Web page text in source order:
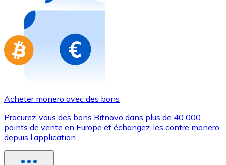
Achetez des cartes-cadeaux de vos marques
Aller à la boutique de cartes-cadeaux
Acheter monero avec des bons
Procurez-vous des bons Bitnovo dans plus de 40 000
points de vente en Europe et échangez-les contre monero
depuis l’application.